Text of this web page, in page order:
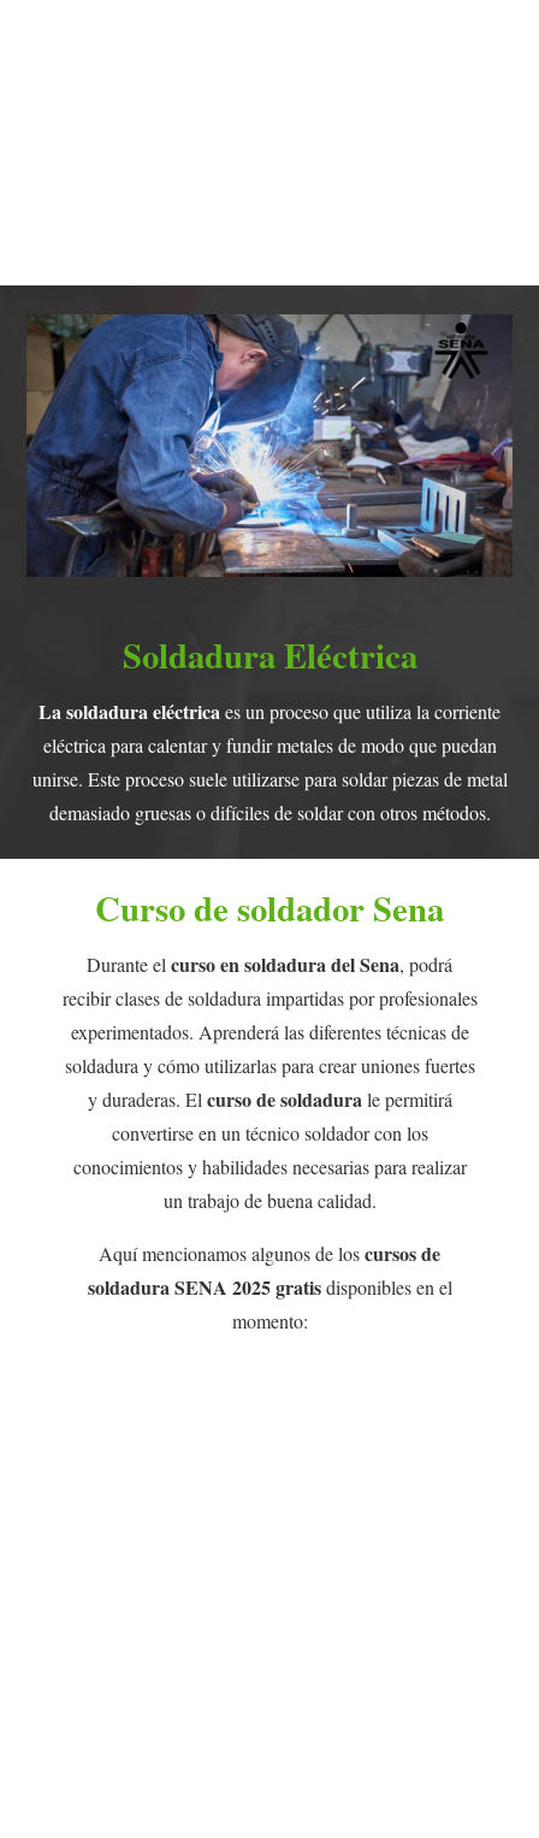
Soldadura Eléctrica
La soldadura eléctricaes un proceso que utiliza la corriente
eléctrica para calentar y fundir metales de modo que puedan
unirse. Este proceso suele utilizarse para soldar piezas de metal
demasiado gruesas o difíciles de soldar con otros métodos.
Curso de soldador Sena
Durante el curso en soldadura del Sena, podrá
recibir clases de soldadura impartidas por profesionales
experimentados. Aprenderá las diferentes técnicas de
soldadura y cómo utilizarlas para crear uniones fuertes
y duraderas. El curso de soldadura le permitirá
convertirse en un técnico soldador con los
conocimientos y habilidades necesarias para realizar
un trabajo de buena calidad.
Aquí mencionamos algunos de loscursos de
soldadura SENA 2025 gratisdisponibles en el
momento: